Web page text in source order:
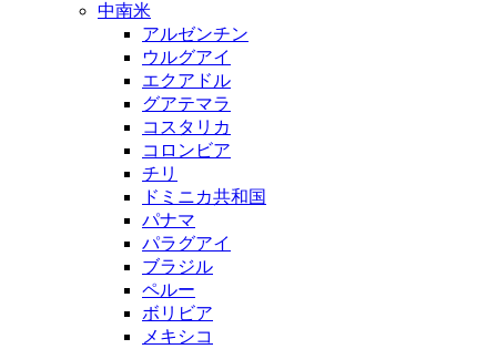
中南米
アルゼンチン
ウルグアイ
エクアドル
グアテマラ
コスタリカ
コロンビア
チリ
ドミニカ共和国
パナマ
パラグアイ
ブラジル
ペルー
ボリビア
メキシコ